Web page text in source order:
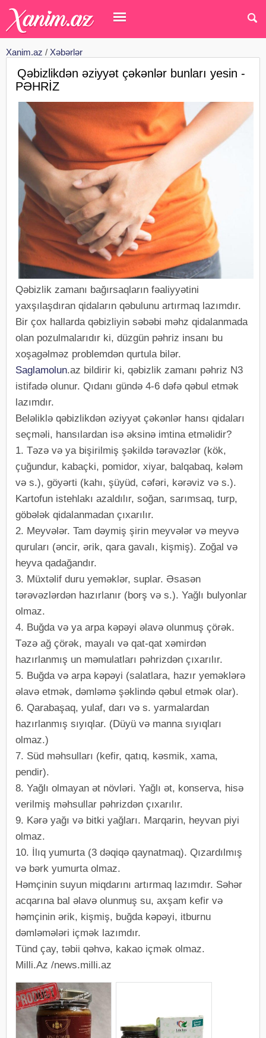
Xanim.az / Xəbərlər
Qəbizlikdən əziyyət çəkənlər bunları yesin -
PƏHRİZ
Qəbizlik zamanı bağırsaqların fəaliyyətini
yaxşılaşdıran qidaların qəbulunu artırmaq lazımdır.
Bir çox hallarda qəbizliyin səbəbi məhz qidalanmada
olan pozulmalarıdır ki, düzgün pəhriz insanı bu
xoşagəlməz problemdən qurtula bilər.
Saglamolun.az bildirir ki, qəbizlik zamanı pəhriz N3
istifadə olunur. Qıdanı gündə 4-6 dəfə qəbul etmək
lazımdır.
Beləliklə qəbizlikdən əziyyət çəkənlər hansı qidaları
seçməli, hansılardan isə əksinə imtina etməlidir?
1. Təzə və ya bişirilmiş şəkildə tərəvəzlər (kök,
çuğundur, kabaçki, pomidor, xiyar, balqabaq, kələm
və s.), göyərti (kahı, şüyüd, cəfəri, kərəviz və s.).
Kartofun istehlakı azaldılır, soğan, sarımsaq, turp,
göbələk qidalanmadan çıxarılır.
2. Meyvələr. Tam dəymiş şirin meyvələr və meyvə
quruları (əncir, ərik, qara gavalı, kişmiş). Zoğal və
heyva qadağandır.
3. Müxtəlif duru yeməklər, suplar. Əsasən
tərəvəzlərdən hazırlanır (borş və s.). Yağlı bulyonlar
olmaz.
4. Buğda və ya arpa kəpəyi əlavə olunmuş çörək.
Təzə ağ çörək, mayalı və qat-qat xəmirdən
hazırlanmış un məmulatları pəhrizdən çıxarılır.
5. Buğda və arpa kəpəyi (salatlara, hazır yeməklərə
əlavə etmək, dəmləmə şəklində qəbul etmək olar).
6. Qarabaşaq, yulaf, darı və s. yarmalardan
hazırlanmış sıyıqlar. (Düyü və manna sıyıqları
olmaz.)
7. Süd məhsulları (kefir, qatıq, kəsmik, xama,
pendir).
8. Yağlı olmayan ət növləri. Yağlı ət, konserva, hisə
verilmiş məhsullar pəhrizdən çıxarılır.
9. Kərə yağı və bitki yağları. Marqarin, heyvan piyi
olmaz.
10. İlıq yumurta (3 dəqiqə qaynatmaq). Qızardılmış
və bərk yumurta olmaz.
Həmçinin suyun miqdarını artırmaq lazımdır. Səhər
acqarına bal əlavə olunmuş su, axşam kefir və
həmçinin ərik, kişmiş, buğda kəpəyi, itburnu
dəmləmələri içmək lazımdır.
Tünd çay, təbii qəhvə, kakao içmək olmaz.
Milli.Az /news.milli.az